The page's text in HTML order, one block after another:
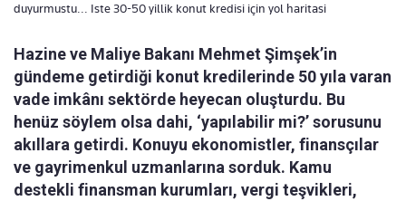
duyurmustu... Iste 30-50 yillik konut kredisi için yol haritasi
Hazine ve Maliye Bakanı Mehmet Şimşek’in
gündeme getirdiği konut kredilerinde 50 yıla varan
vade imkânı sektörde heyecan oluşturdu. Bu
henüz söylem olsa dahi, ‘yapılabilir mi?’ sorusunu
akıllara getirdi. Konuyu ekonomistler, finansçılar
ve gayrimenkul uzmanlarına sorduk. Kamu
destekli finansman kurumları, vergi teşvikleri,